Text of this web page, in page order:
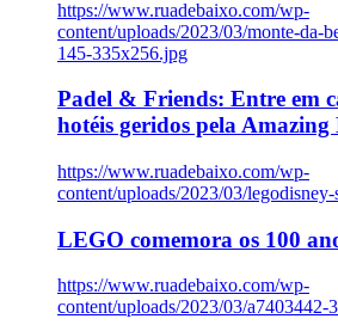
https://www.ruadebaixo.com/wp-
content/uploads/2023/03/monte-da-
145-335x256.jpg
Padel & Friends: Entre em
hotéis geridos pela
https://www.ruadebaixo.com/wp-
content/uploads/2023/03/
LEGO comemora os 100
https://www.ruadebaixo.com/wp-
content/uploads/2023/03/a7403442-